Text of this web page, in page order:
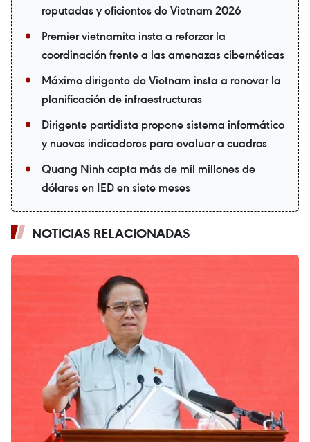
reputadas y eficientes de Vietnam 2026
Premier vietnamita insta a reforzar la
coordinación frente a las amenazas cibernéticas
Máximo dirigente de Vietnam insta a renovar la
planificación de infraestructuras
Dirigente partidista propone sistema informático
y nuevos indicadores para evaluar a cuadros
Quang Ninh capta más de mil millones de
dólares en IED en siete meses
NOTICIAS RELACIONADAS